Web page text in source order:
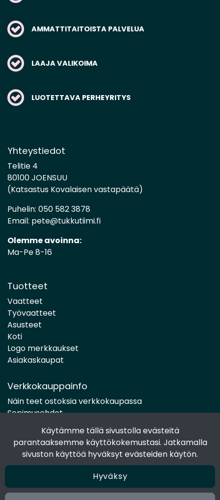
Käytämme tällä sivustolla evästeitä
parantaaksemme käyttökokemustasi. Jatkamalla
sivuston käyttöä hyväksyt evästeiden käytön.
Hyväksy
AMMATTITAITOISTA PALVELUA
LAAJA VALIKOIMA
LUOTETTAVA PERHEYRITYS
Yhteystiedot
Telitie 4
80100 JOENSUU
(Katsastus Kovalaisen vastapäätä)
Puhelin: 050 582 3878
Email: pete@tukkutiimi.fi
Olemme avoinna:
Ma-Pe 8-16
Tuotteet
Vaatteet
Työvaatteet
Asusteet
Koti
Logo merkkaukset
Asiakaskaupat
Verkkokauppainfo
Näin teet ostoksia verkkokaupassa
Sopimusehdot
Toimitustavat
Maksutavat
Tietosuojaseloste
Seuraa sosiaalisessa mediassa